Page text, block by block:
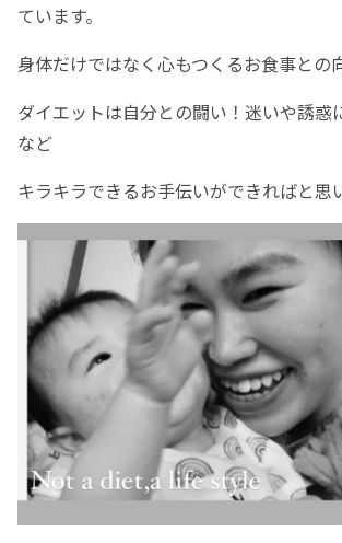
ています。
身体だけではなく心もつくるお食事との
ダイエットは自分との闘い！迷いや誘惑
など
キラキラできるお手伝いができればと思